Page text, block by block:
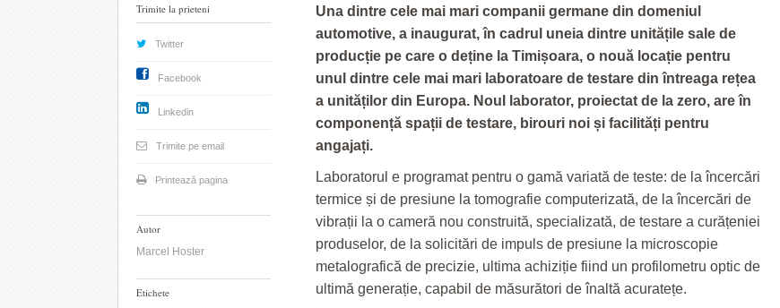
Una dintre cele mai mari companii germane din domeniul
automotive, a inaugurat, în cadrul uneia dintre unitățile sale de
producție pe care o deține la Timișoara, o nouă locație pentru
unul dintre cele mai mari laboratoare de testare din întreaga rețea
a unităților din Europa. Noul laborator, proiectat de la zero, are în
componență spații de testare, birouri noi și facilități pentru
angajați.
Laboratorul e programat pentru o gamă variată de teste: de la încercări
termice și de presiune la tomografie computerizată, de la încercări de
vibrații la o cameră nou construită, specializată, de testare a curățeniei
produselor, de la solicitări de impuls de presiune la microscopie
metalografică de precizie, ultima achiziție fiind un profilometru optic de
ultimă generație, capabil de măsurători de înaltă acuratețe.
Trimite la prieteni
Twitter
Facebook
Linkedin
Trimite pe email
Printează pagina
Autor
Marcel Hoster
Etichete